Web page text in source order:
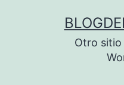
Otro sitio